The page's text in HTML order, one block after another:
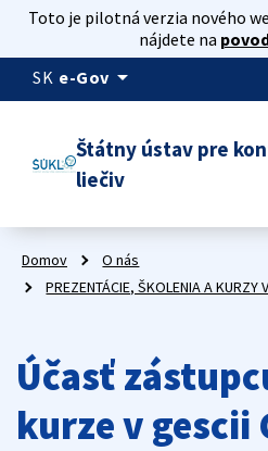
Toto je pilotná verzia nového
nájdete na
SK e-Gov arrow_drop_down
Štátny ústav pre
liečiv
Domov
O nás
PREZENTÁCIE, ŠKOLENIA A KURZY
Účasť
kurze v gescii